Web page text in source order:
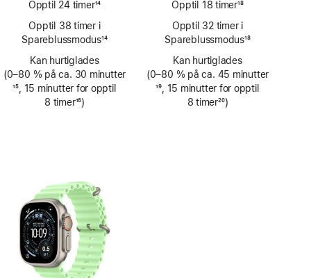
Opptil 24 timer14
Opptil 38 timer i
Spareblussmodus14
Kan hurtiglades
(0–80 % på ca. 30 minutter
Fotnote
15, 15 minutter for opptil
8 timer16)
Opptil 18 timer18
Opptil 32 timer i
Spareblussmodus18
Kan hurtiglades
(0–80 % på ca. 45 minutter
Fotnote
19, 15 minutter for opptil
8 timer20)